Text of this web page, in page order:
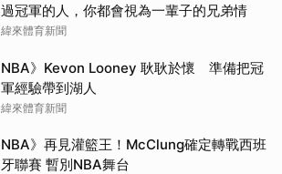
過冠軍的人，你都會視為一輩子的兄弟情
緯來體育新聞
NBA》Kevon Looney 耿耿於懷 準備把冠
軍經驗帶到湖人
緯來體育新聞
NBA》再見灌籃王！McClung確定轉戰西班
牙聯賽 暫別NBA舞台